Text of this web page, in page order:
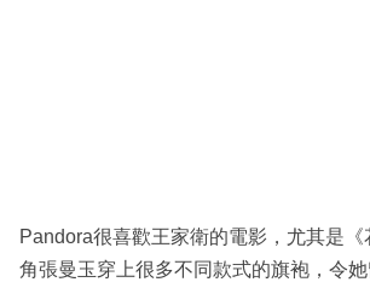
Pandora很喜歡王家衛的電影，尤其是
角張曼玉穿上很多不同款式的旗袍，令她